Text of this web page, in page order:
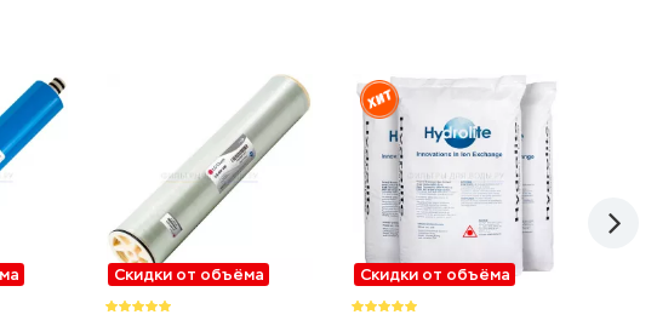
Скидки от объёма Скидки от объёма